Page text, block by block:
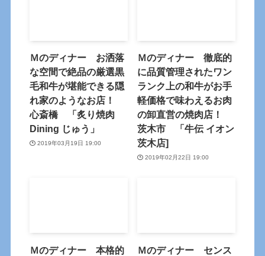
Ｍのディナー お洒落
な空間で絶品の厳選黒
毛和牛が堪能できる隠
れ家のようなお店！
心斎橋 「炙り焼肉
Dining じゅう」
2019年03月19日 19:00
Ｍのディナー 徹底的
に品質管理されたワン
ランク上の和牛がお手
軽価格で味わえるお肉
の卸直営の焼肉店！
茨木市 「牛伝 イオン
茨木店]
2019年02月22日 19:00
Ｍのディナー 本格的
Ｍのディナー センス